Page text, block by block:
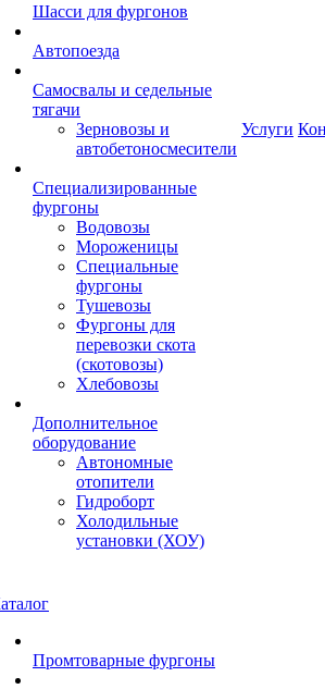
Шасси для фургонов
Автопоезда
Самосвалы и седельные
тягачи
Зерновозы и
автобетоносмесители
Специализированные
фургоны
Водовозы
Мороженицы
Специальные
фургоны
Тушевозы
Фургоны для
перевозки скота
(скотовозы)
Хлебовозы
Дополнительное
оборудование
Автономные
отопители
Гидроборт
Холодильные
установки (ХОУ)
Услуги
Промтоварные фургоны